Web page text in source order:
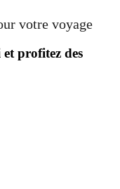
votre voyage
profitez des